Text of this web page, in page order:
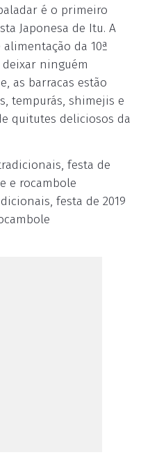
é o primeiro
Japonesa de Itu. A
da 10ª
ninguém
as barracas estão
tempurás, shimejis e
quitutes deliciosos da
festa de 2019